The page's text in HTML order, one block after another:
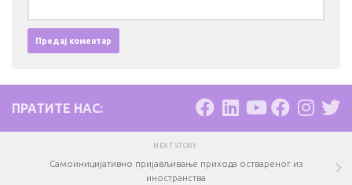
ПРАТИТЕ НАС:
NEXT STORY
Самоиницијативно пријављивање прихода оствареног из
иностранства